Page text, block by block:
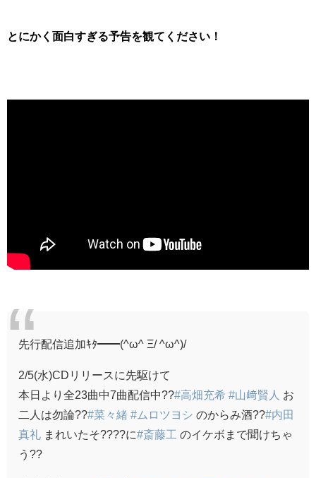
とにかく面白すぎる予告を観てください！
先行配信追加ｷﾀ━━(^ω^ Ξ/ ^ω^)/
2/5(水)CDリリースに先駆けて
本日より全23曲中7曲配信中??#高畑充希 #山﨑賢人 お
二人は勿論??#菜々緒 #ムロツヨシ のからみ酒??#内田
真礼 まれいたそ????に#斎藤工 のイケボまで聞けちゃ
う??